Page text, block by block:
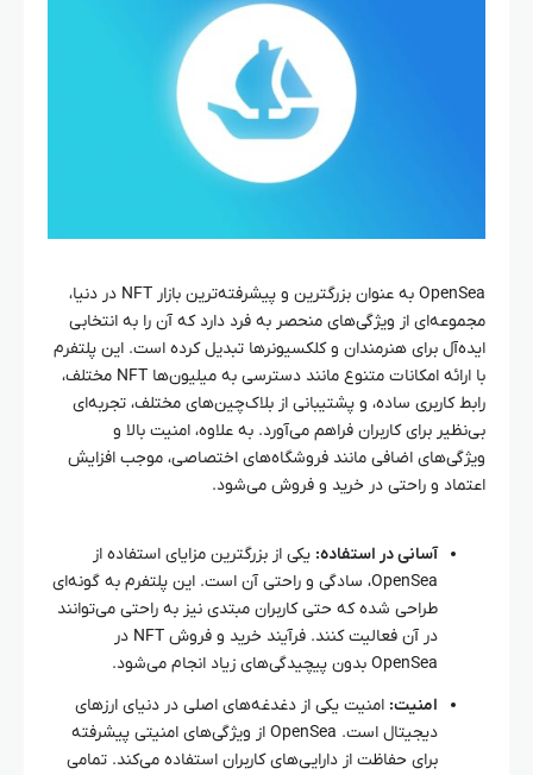
OpenSea به عنوان بزرگترین و پیشرفته‌ترین بازار NFT در دنیا،
مجموعه‌ای از ویژگی‌های منحصر به فرد دارد که آن را به انتخابی
ایده‌آل برای هنرمندان و کلکسیونرها تبدیل کرده است. این پلتفرم
با ارائه امکانات متنوع مانند دسترسی به میلیون‌ها NFT مختلف،
رابط کاربری ساده، و پشتیبانی از بلاک‌چین‌های مختلف، تجربه‌ای
بی‌نظیر برای کاربران فراهم می‌آورد. به علاوه، امنیت بالا و
ویژگی‌های اضافی مانند فروشگاه‌های اختصاصی، موجب افزایش
اعتماد و راحتی در خرید و فروش می‌شود.
آسانی در استفاده: یکی از بزرگترین مزایای استفاده از
OpenSea، سادگی و راحتی آن است. این پلتفرم به گونه‌ای
طراحی شده که حتی کاربران مبتدی نیز به راحتی می‌توانند
در آن فعالیت کنند. فرآیند خرید و فروش NFT در
OpenSea بدون پیچیدگی‌های زیاد انجام می‌شود.
امنیت: امنیت یکی از دغدغه‌های اصلی در دنیای ارزهای
دیجیتال است. OpenSea از ویژگی‌های امنیتی پیشرفته
برای حفاظت از دارایی‌های کاربران استفاده می‌کند. تمامی